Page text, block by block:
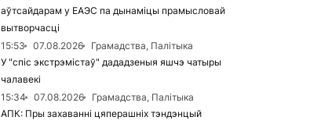
аўтсайдарам у ЕАЭС па дынаміцы прамысловай
вытворчасці
15:53
07.08.2026
Грамадства, Палітыка
У "спіс экстрэмістаў" дададзеныя яшчэ чатыры
чалавекі
15:34
07.08.2026
Грамадства, Палітыка
АПК: Пры захаванні цяперашніх тэндэнцый